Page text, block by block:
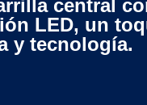
central
LED, un
y tecnología.